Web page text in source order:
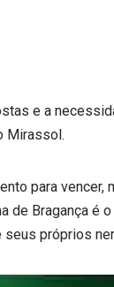
e a
Mirassol.
para
de Bragança
seus próprios